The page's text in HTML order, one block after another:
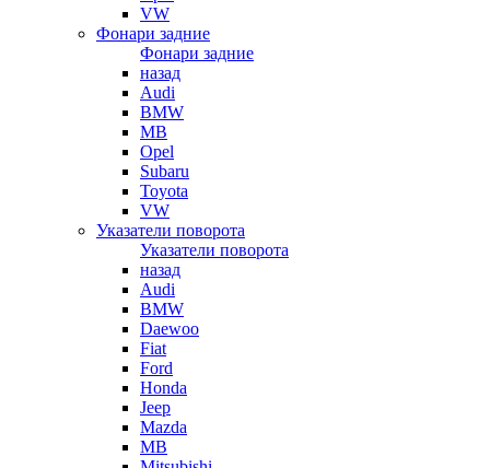
VW
Фонари задние
Фонари задние
назад
Audi
BMW
MB
Opel
Subaru
Toyota
VW
Указатели поворота
Указатели поворота
назад
Audi
BMW
Daewoo
Fiat
Ford
Honda
Jeep
Mazda
MB